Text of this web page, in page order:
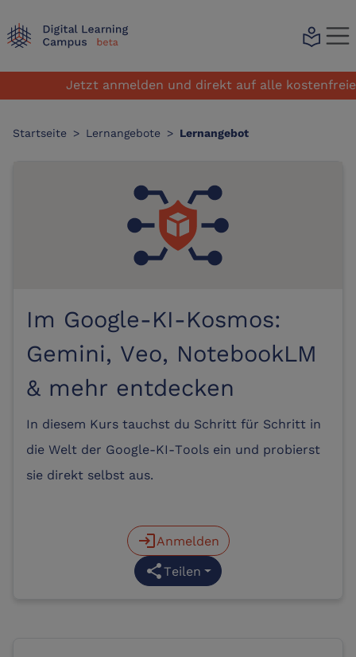
local_library
Jetzt anmelden und direkt auf alle kostenfreien
Startseite > Lernangebote > Lernangebot
Im Google-KI-Kosmos:
Gemini, Veo, NotebookLM
& mehr entdecken
In diesem Kurs tauchst du Schritt für Schritt in
die Welt der Google-KI-Tools ein und probierst
sie direkt selbst aus.
loginAnmelden
shareTeilen